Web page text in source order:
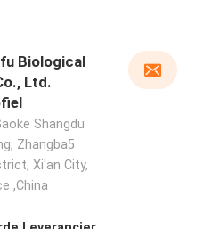
Biological
Ltd.
Shangdu
Zhangba5
Xi'an City,
,China